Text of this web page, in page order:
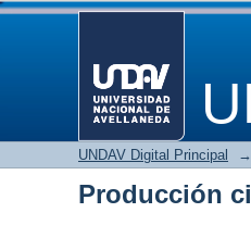
Producción
UNDAV Digital Principal →
Producción